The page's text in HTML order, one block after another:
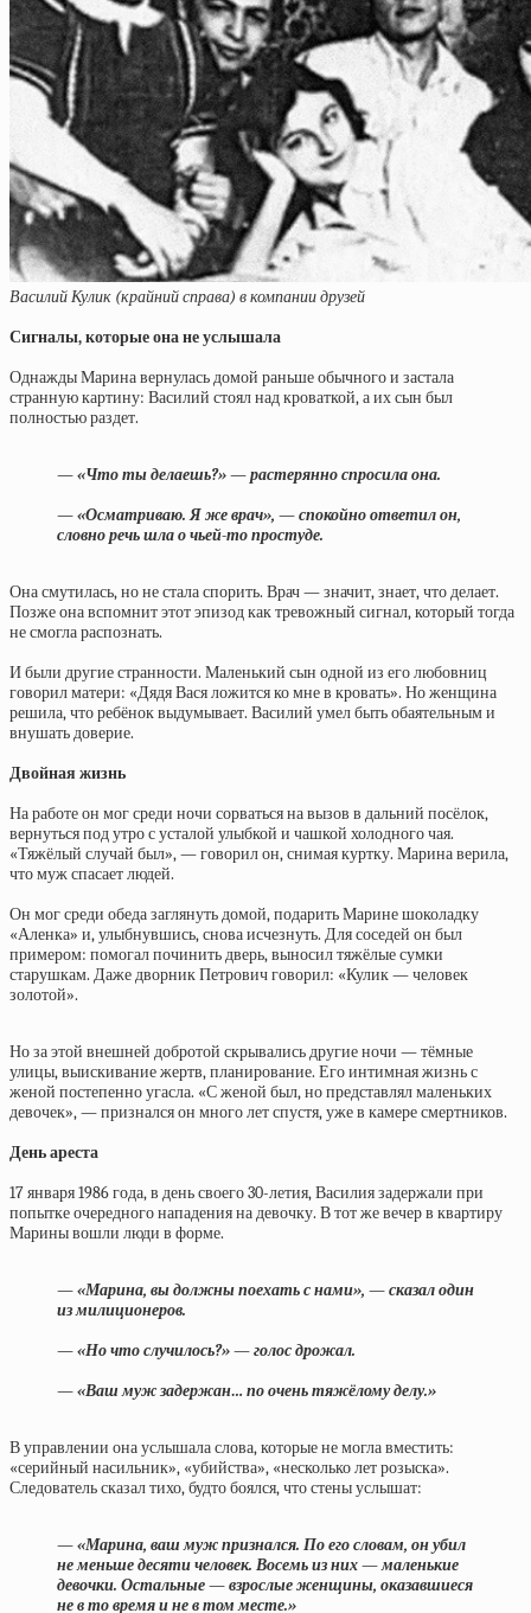
Василий Кулик (крайний справа) в компании друзей
Сигналы, которые она не услышала
Однажды Марина вернулась домой раньше обычного и застала
странную картину: Василий стоял над кроваткой, а их сын был
полностью раздет.
— «Что ты делаешь?» — растерянно спросила она.
— «Осматриваю. Я же врач», — спокойно ответил он,
словно речь шла о чьей-то простуде.
Она смутилась, но не стала спорить. Врач — значит, знает, что делает.
Позже она вспомнит этот эпизод как тревожный сигнал, который тогда
не смогла распознать.
И были другие странности. Маленький сын одной из его любовниц
говорил матери: «Дядя Вася ложится ко мне в кровать». Но женщина
решила, что ребёнок выдумывает. Василий умел быть обаятельным и
внушать доверие.
Двойная жизнь
На работе он мог среди ночи сорваться на вызов в дальний посёлок,
вернуться под утро с усталой улыбкой и чашкой холодного чая.
«Тяжёлый случай был», — говорил он, снимая куртку. Марина верила,
что муж спасает людей.
Он мог среди обеда заглянуть домой, подарить Марине шоколадку
«Аленка» и, улыбнувшись, снова исчезнуть. Для соседей он был
примером: помогал починить дверь, выносил тяжёлые сумки
старушкам. Даже дворник Петрович говорил: «Кулик — человек
золотой».
Но за этой внешней добротой скрывались другие ночи — тёмные
улицы, выискивание жертв, планирование. Его интимная жизнь с
женой постепенно угасла. «С женой был, но представлял маленьких
девочек», — признался он много лет спустя, уже в камере смертников.
День ареста
17 января 1986 года, в день своего 30-летия, Василия задержали при
попытке очередного нападения на девочку. В тот же вечер в квартиру
Марины вошли люди в форме.
— «Марина, вы должны поехать с нами», — сказал один
из милиционеров.
— «Но что случилось?» — голос дрожал.
— «Ваш муж задержан… по очень тяжёлому делу.»
В управлении она услышала слова, которые не могла вместить:
«серийный насильник», «убийства», «несколько лет розыска».
Следователь сказал тихо, будто боялся, что стены услышат:
— «Марина, ваш муж признался. По его словам, он убил
не меньше десяти человек. Восемь из них — маленькие
девочки. Остальные — взрослые женщины, оказавшиеся
не в то время и не в том месте.»